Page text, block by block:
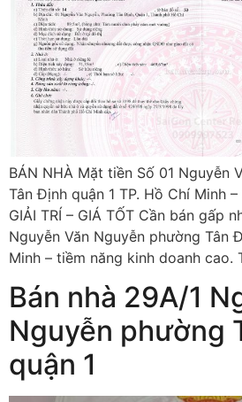
BÁN NHÀ Mặt tiền Số 01 Nguyễn
Tân Định quận 1 TP. Hồ Chí Minh –
GIẢI TRÍ – GIÁ TỐT Cần bán gấp
Nguyễn Văn Nguyễn phường Tân
Minh – tiềm năng kinh doanh cao.
Bán nhà 29A/1
Nguyễn phường
quận 1